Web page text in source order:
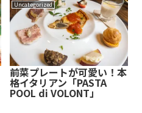
Uncategorized
前菜プレートが可愛い！本
格イタリアン「PASTA
POOL di VOLONT」